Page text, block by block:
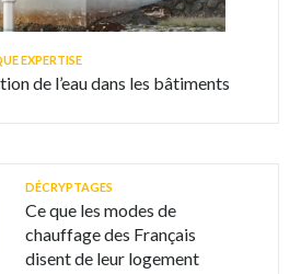
EXPERTISE
de l’eau dans les bâtiments
DÉCRYPTAGES
Ce que les modes de
chauffage des Français
disent de leur logement